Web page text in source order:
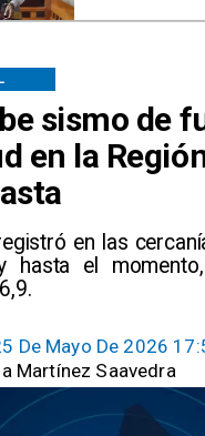
sismo de
en la
en las
hasta el
De Mayo De 2026
Martínez Saavedra